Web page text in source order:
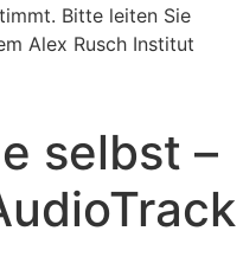
Bitte leiten Sie
Alex Rusch Institut
selbst –